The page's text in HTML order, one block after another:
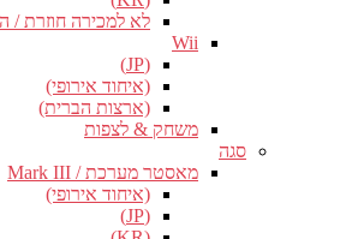
לא למכירה חוזרת /
Wii
(JP)
(איחוד אירופי)
(ארצות הברית)
משחק & לצפות
סגה
מאסטר מערכת / Mark III
(איחוד אירופי)
(JP)